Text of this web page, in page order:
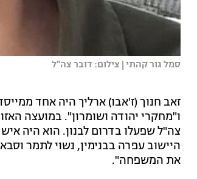
סמל גור קהתי | צילום: דובר צה"ל
זאב חנוך (ז'אבו) ארליך היה אחד
צה"ל שפעלו בדרום לבנון. הוא היה
היישוב עפרה בבנימין, נשוי לתמר
את המשפחה".